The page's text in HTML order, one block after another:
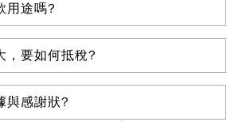
用途嗎?
，要如何抵稅?
與感謝狀?